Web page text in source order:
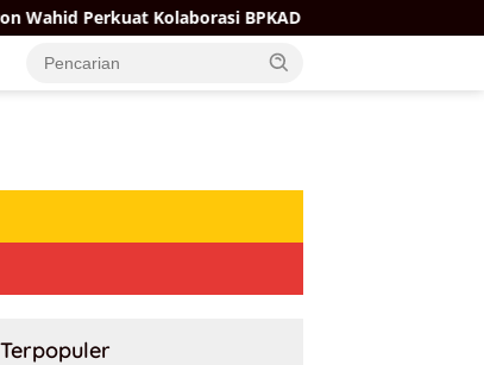
BPKAD dan PPAT Demi Percepatan Layanan